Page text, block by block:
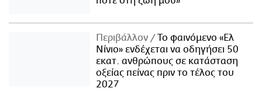
Περιβάλλον
Το φαινόμενο «Ελ
Νίνιο» ενδέχεται να οδηγήσει 50
εκατ. ανθρώπους σε κατάσταση
οξείας πείνας πριν το τέλος του
2027